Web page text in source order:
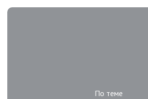
По теме